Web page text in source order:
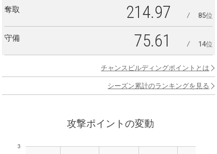
奪取 214.97 85位
守備 75.61 14位
チャンスビルディングポイントとは
シーズン累計のランキングを見る
攻撃ポイントの変動
3